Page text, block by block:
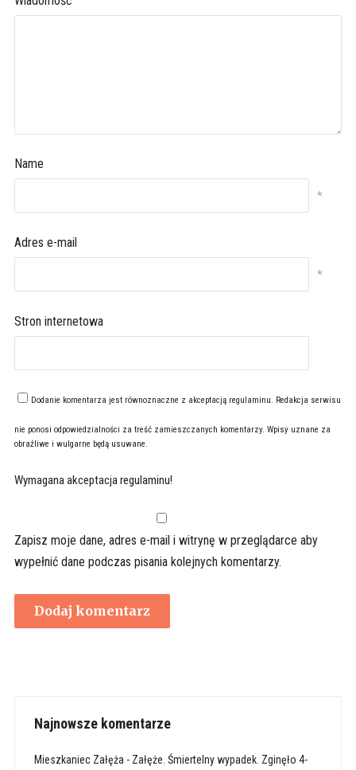
Name
*
Adres e-mail
*
Stron internetowa
Dodanie komentarza jest równoznaczne z akceptacją regulaminu. Redakcja serwisu
nie ponosi odpowiedzialności za treść zamieszczanych komentarzy. Wpisy uznane za
obraźliwe i wulgarne będą usuwane.
Wymagana akceptacja regulaminu!
Zapisz moje dane, adres e-mail i witrynę w przeglądarce aby
wypełnić dane podczas pisania kolejnych komentarzy.
Najnowsze komentarze
Mieszkaniec Załęża - Załęże. Śmiertelny wypadek. Zginęło 4-